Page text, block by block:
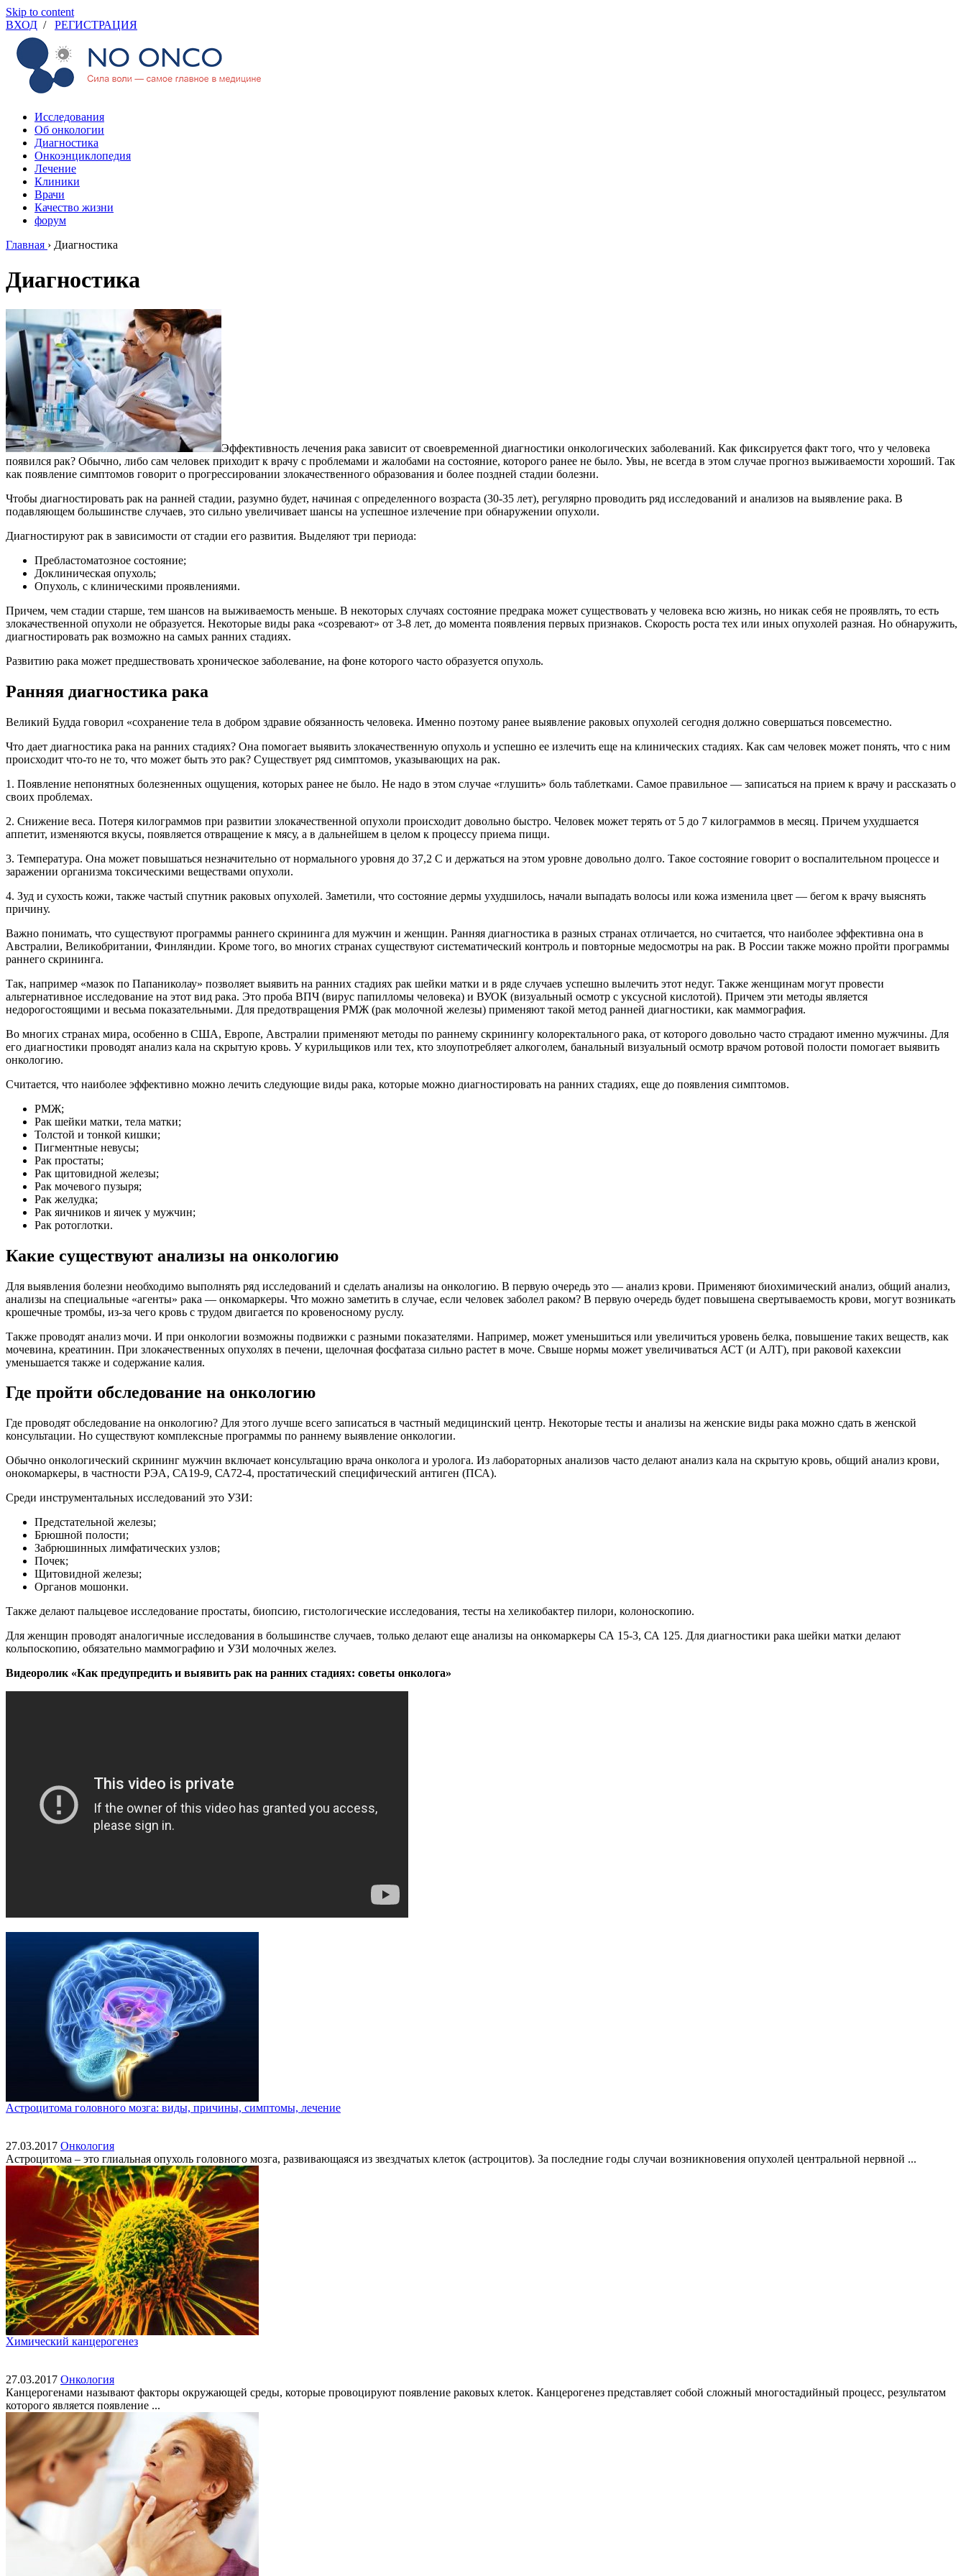
Skip to content
ВХОД / РЕГИСТРАЦИЯ
Исследования
Об онкологии
Диагностика
Онкоэнциклопедия
Лечение
Клиники
Врачи
Качество жизни
форум
Главная › Диагностика
Диагностика
Эффективность лечения рака зависит от своевременной диагностики онкологических заболеваний. Как фиксируется факт того, что у человека
появился рак? Обычно, либо сам человек приходит к врачу с проблемами и жалобами на состояние, которого ранее не было. Увы, не всегда в этом случае прогноз выживаемости хороший. Так
как появление симптомов говорит о прогрессировании злокачественного образования и более поздней стадии болезни.
Чтобы диагностировать рак на ранней стадии, разумно будет, начиная с определенного возраста (30-35 лет), регулярно проводить ряд исследований и анализов на выявление рака. В
подавляющем большинстве случаев, это сильно увеличивает шансы на успешное излечение при обнаружении опухоли.
Диагностируют рак в зависимости от стадии его развития. Выделяют три периода:
Пребластоматозное состояние;
Доклиническая опухоль;
Опухоль, с клиническими проявлениями.
Причем, чем стадии старше, тем шансов на выживаемость меньше. В некоторых случаях состояние предрака может существовать у человека всю жизнь, но никак себя не проявлять, то есть
злокачественной опухоли не образуется. Некоторые виды рака «созревают» от 3-8 лет, до момента появления первых признаков. Скорость роста тех или иных опухолей разная. Но обнаружить,
диагностировать рак возможно на самых ранних стадиях.
Развитию рака может предшествовать хроническое заболевание, на фоне которого часто образуется опухоль.
Ранняя диагностика рака
Великий Будда говорил «сохранение тела в добром здравие обязанность человека. Именно поэтому ранее выявление раковых опухолей сегодня должно совершаться повсеместно.
Что дает диагностика рака на ранних стадиях? Она помогает выявить злокачественную опухоль и успешно ее излечить еще на клинических стадиях. Как сам человек может понять, что с ним
происходит что-то не то, что может быть это рак? Существует ряд симптомов, указывающих на рак.
1. Появление непонятных болезненных ощущения, которых ранее не было. Не надо в этом случае «глушить» боль таблетками. Самое правильное — записаться на прием к врачу и рассказать о
своих проблемах.
2. Снижение веса. Потеря килограммов при развитии злокачественной опухоли происходит довольно быстро. Человек может терять от 5 до 7 килограммов в месяц. Причем ухудшается
аппетит, изменяются вкусы, появляется отвращение к мясу, а в дальнейшем в целом к процессу приема пищи.
3. Температура. Она может повышаться незначительно от нормального уровня до 37,2 С и держаться на этом уровне довольно долго. Такое состояние говорит о воспалительном процессе и
заражении организма токсическими веществами опухоли.
4. Зуд и сухость кожи, также частый спутник раковых опухолей. Заметили, что состояние дермы ухудшилось, начали выпадать волосы или кожа изменила цвет — бегом к врачу выяснять
причину.
Важно понимать, что существуют программы раннего скрининга для мужчин и женщин. Ранняя диагностика в разных странах отличается, но считается, что наиболее эффективна она в
Австралии, Великобритании, Финляндии. Кроме того, во многих странах существуют систематический контроль и повторные медосмотры на рак. В России также можно пройти программы
раннего скрининга.
Так, например «мазок по Папаниколау» позволяет выявить на ранних стадиях рак шейки матки и в ряде случаев успешно вылечить этот недуг. Также женщинам могут провести
альтернативное исследование на этот вид рака. Это проба ВПЧ (вирус папилломы человека) и ВУОК (визуальный осмотр с уксусной кислотой). Причем эти методы является
недорогостоящими и весьма показательными. Для предотвращения РМЖ (рак молочной железы) применяют такой метод ранней диагностики, как маммография.
Во многих странах мира, особенно в США, Европе, Австралии применяют методы по раннему скринингу колоректального рака, от которого довольно часто страдают именно мужчины. Для
его диагностики проводят анализ кала на скрытую кровь. У курильщиков или тех, кто злоупотребляет алкоголем, банальный визуальный осмотр врачом ротовой полости помогает выявить
онкологию.
Считается, что наиболее эффективно можно лечить следующие виды рака, которые можно диагностировать на ранних стадиях, еще до появления симптомов.
РМЖ;
Рак шейки матки, тела матки;
Толстой и тонкой кишки;
Пигментные невусы;
Рак простаты;
Рак щитовидной железы;
Рак мочевого пузыря;
Рак желудка;
Рак яичников и яичек у мужчин;
Рак ротоглотки.
Какие существуют анализы на онкологию
Для выявления болезни необходимо выполнять ряд исследований и сделать анализы на онкологию. В первую очередь это — анализ крови. Применяют биохимический анализ, общий анализ,
анализы на специальные «агенты» рака — онкомаркеры. Что можно заметить в случае, если человек заболел раком? В первую очередь будет повышена свертываемость крови, могут возникать
крошечные тромбы, из-за чего кровь с трудом двигается по кровеносному руслу.
Также проводят анализ мочи. И при онкологии возможны подвижки с разными показателями. Например, может уменьшиться или увеличиться уровень белка, повышение таких веществ, как
мочевина, креатинин. При злокачественных опухолях в печени, щелочная фосфатаза сильно растет в моче. Свыше нормы может увеличиваться АСТ (и АЛТ), при раковой кахексии
уменьшается также и содержание калия.
Где пройти обследование на онкологию
Где проводят обследование на онкологию? Для этого лучше всего записаться в частный медицинский центр. Некоторые тесты и анализы на женские виды рака можно сдать в женской
консультации. Но существуют комплексные программы по раннему выявление онкологии.
Обычно онкологический скрининг мужчин включает консультацию врача онколога и уролога. Из лабораторных анализов часто делают анализ кала на скрытую кровь, общий анализ крови,
онокомаркеры, в частности РЭА, СА19-9, СА72-4, простатический специфический антиген (ПСА).
Среди инструментальных исследований это УЗИ:
Предстательной железы;
Брюшной полости;
Забрюшинных лимфатических узлов;
Почек;
Щитовидной железы;
Органов мошонки.
Также делают пальцевое исследование простаты, биопсию, гистологические исследования, тесты на хеликобактер пилори, колоноскопию.
Для женщин проводят аналогичные исследования в большинстве случаев, только делают еще анализы на онкомаркеры СА 15-3, СА 125. Для диагностики рака шейки матки делают
кольпоскопию, обязательно маммографию и УЗИ молочных желез.
Видеоролик «Как предупредить и выявить рак на ранних стадиях: советы онколога»
Астроцитома головного мозга: виды, причины, симптомы, лечение
27.03.2017 Онкология
Астроцитома – это глиальная опухоль головного мозга, развивающаяся из звездчатых клеток (астроцитов). За последние годы случаи возникновения опухолей центральной нервной ...
Химический канцерогенез
27.03.2017 Онкология
Канцерогенами называют факторы окружающей среды, которые провоцируют появление раковых клеток. Канцерогенез представляет собой сложный многостадийный процесс, результатом
которого является появление ...